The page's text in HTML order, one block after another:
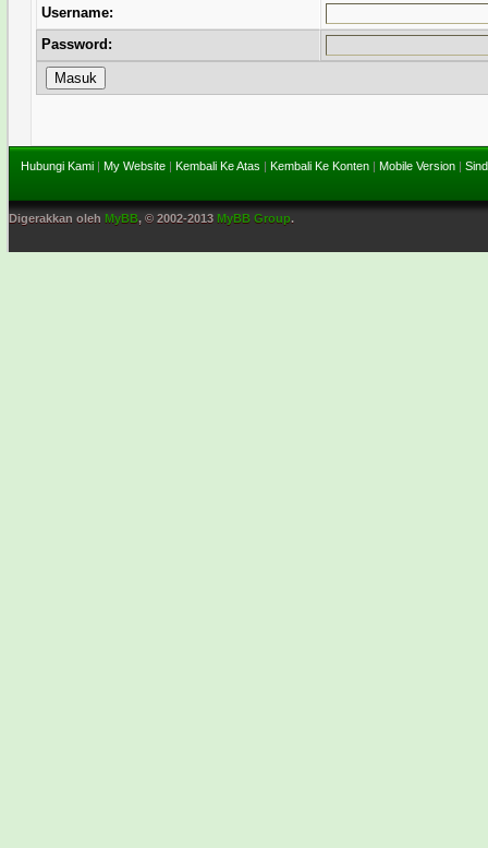
Username:
Password:
Hubungi Kami | My Website | Kembali Ke Atas | Kembali Ke Konten | Mobile Version |
Digerakkan oleh MyBB, © 2002-2013 MyBB Group.